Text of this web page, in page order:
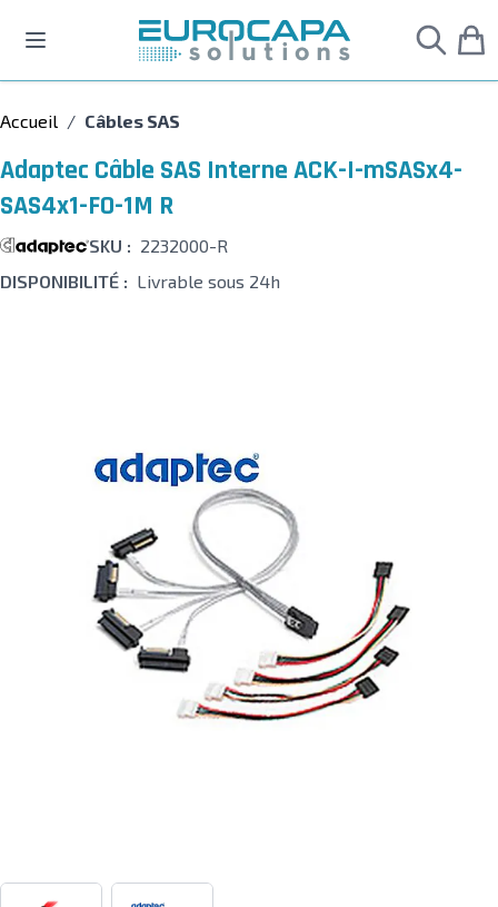
Accueil / Câbles SAS
Adaptec Câble SAS Interne ACK-I-mSASx4-
SAS4x1-FO-1M R
SKU : 2232000-R
DISPONIBILITÉ : Livrable sous 24h
View larger image